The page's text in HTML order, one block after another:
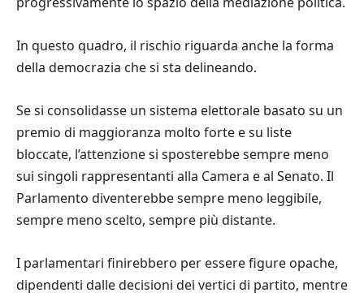
In questo quadro, il rischio riguarda anche la forma
della democrazia che si sta delineando.
Se si consolidasse un sistema elettorale basato su un
premio di maggioranza molto forte e su liste
bloccate, l’attenzione si sposterebbe sempre meno
sui singoli rappresentanti alla Camera e al Senato. Il
Parlamento diventerebbe sempre meno leggibile,
sempre meno scelto, sempre più distante.
I parlamentari finirebbero per essere figure opache,
dipendenti dalle decisioni dei vertici di partito, mentre